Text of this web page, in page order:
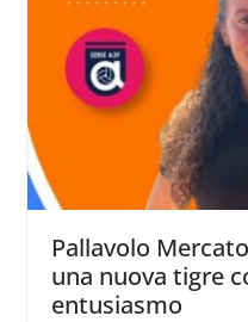
Pallavolo
una nuova tigre
entusiasmo